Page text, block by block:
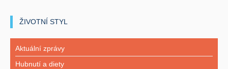
ŽIVOTNÍ STYL
Aktuální zprávy
Hubnutí a diety